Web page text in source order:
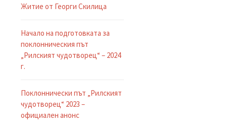
Житие от Георги Скилица
Начало на подготовката за
поклонническия път
„Рилският чудотворец“ – 2024
г.
Поклоннически път „Рилският
чудотворец“ 2023 –
официален анонс